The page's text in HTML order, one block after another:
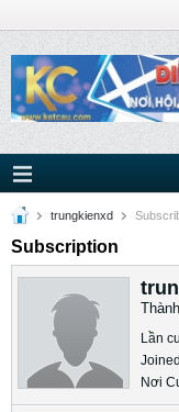
trungkienxd
Subscription
Lần
Nơi